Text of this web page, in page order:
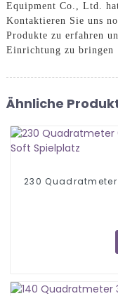
Equipment Co., Ltd.
Kontaktieren Sie uns
Produkte zu erfahren
Einrichtung zu bringen
Ähnliche
230